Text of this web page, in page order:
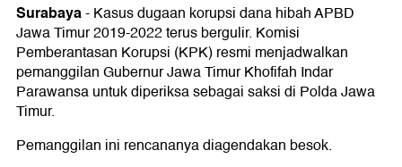
Surabaya-Kasus dugaan korupsi dana hibah APBD
Jawa Timur 2019-2022 terus bergulir. Komisi
Pemberantasan Korupsi (KPK) resmi menjadwalkan
pemanggilan Gubernur Jawa Timur Khofifah Indar
Parawansa untuk diperiksa sebagai saksi di Polda Jawa
Timur.
Pemanggilan ini rencananya diagendakan besok.